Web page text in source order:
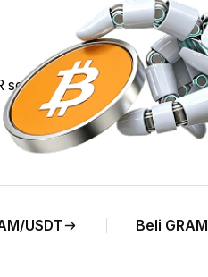
langsung.
USDT Beli GRAM